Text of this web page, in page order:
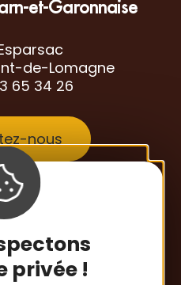
privée !
et-Garonnaise
de-Lomagne
65 34 26
nous
newsletter